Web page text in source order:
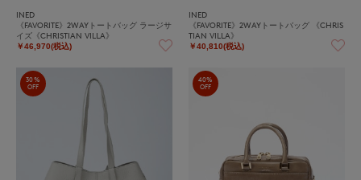
INED
《FAVORITE》2WAYトートバッグ ラージサ
イズ《CHRISTIAN VILLA》
￥46,970(税込)
INED
《FAVORITE》2WAYトートバッグ 《CHRIS
TIAN VILLA》
￥40,810(税込)
30%
OFF
40%
OFF